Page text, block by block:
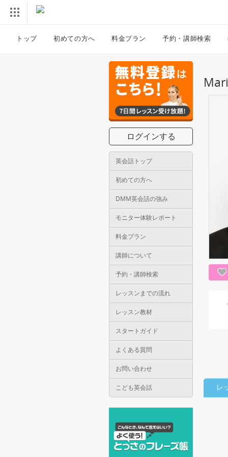
トップ 初めての方へ 料金プラン 予約・講師検索
ログインする
英会話トップ
初めての方へ
DMM英会話の強み
モニター体験レポート
料金プラン
講師について
予約・講師検索
レッスンまでの流れ
レッスン教材
スタートガイド
よくある質問
お問い合わせ
こども英会話 レ